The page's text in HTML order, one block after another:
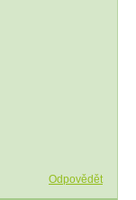
Odpovědět